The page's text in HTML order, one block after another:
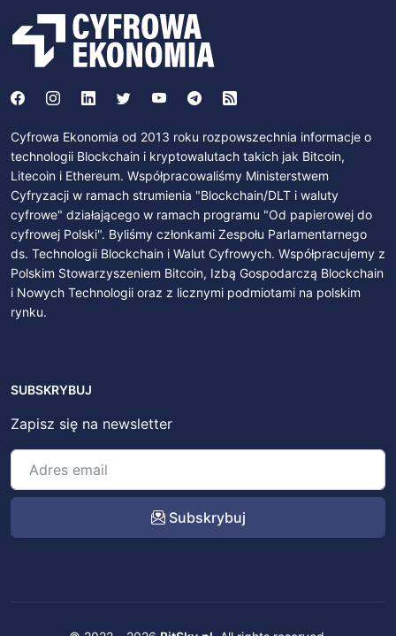
Cyfrowa Ekonomia od 2013 roku rozpowszechnia informacje o
technologii Blockchain i kryptowalutach takich jak Bitcoin,
Litecoin i Ethereum. Współpracowaliśmy Ministerstwem
Cyfryzacji w ramach strumienia "Blockchain/DLT i waluty
cyfrowe" działającego w ramach programu "Od papierowej do
cyfrowej Polski". Byliśmy członkami Zespołu Parlamentarnego
ds. Technologii Blockchain i Walut Cyfrowych. Współpracujemy z
Polskim Stowarzyszeniem Bitcoin, Izbą Gospodarczą Blockchain
i Nowych Technologii oraz z licznymi podmiotami na polskim
rynku.
SUBSKRYBUJ
Zapisz się na newsletter
Subskrybuj